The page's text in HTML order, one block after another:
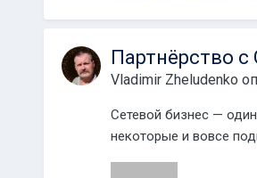
Партнёрство с
Vladimir Zheludenko
Сетевой бизнес —
некоторые и вовсе